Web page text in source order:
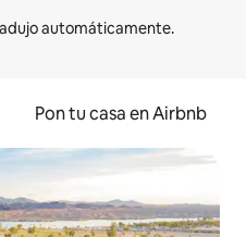
Pon tu casa en Airbnb